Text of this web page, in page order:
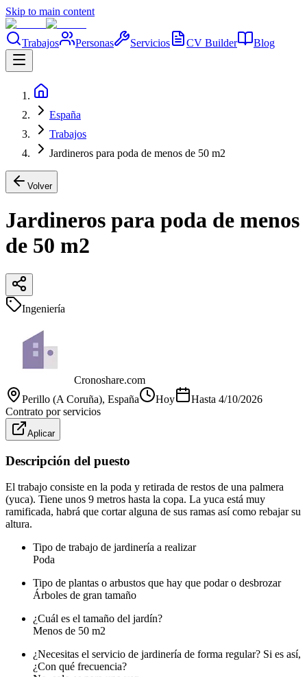
Skip to main content
Trabajos Personas Servicios CV Builder Blog
España
Trabajos
Jardineros para poda de menos de 50 m2
Volver
Jardineros para poda de menos
de 50 m2
Ingeniería
Cronoshare.com
Perillo (A Coruña), España Hoy Hasta 4/10/2026
Contrato por servicios
Aplicar
Descripción del puesto
El trabajo consiste en la poda y retirada de restos de una palmera
(yuca). Tiene unos 9 metros hasta la copa. La yuca está muy
ramificada, habrá que cortar alguna de sus ramas así como rebajar su
altura.
Tipo de trabajo de jardinería a realizar
Poda
Tipo de plantas o arbustos que hay que podar o desbrozar
Árboles de gran tamaño
¿Cuál es el tamaño del jardín?
Menos de 50 m2
¿Necesitas el servicio de jardinería de forma regular? Si es así,
¿Con qué frecuencia?